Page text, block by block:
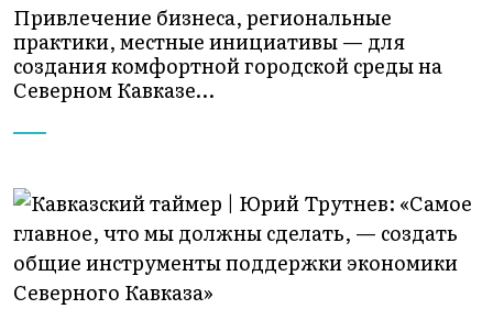
Привлечение бизнеса, региональные
практики, местные инициативы — для
создания комфортной городской среды на
Северном Кавказе…